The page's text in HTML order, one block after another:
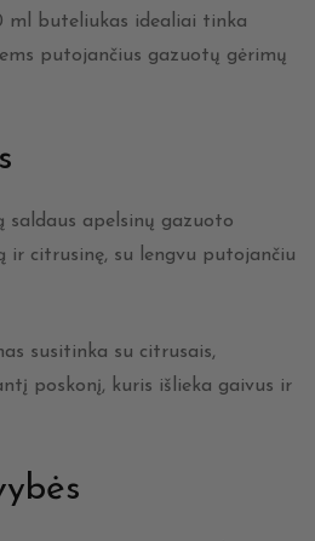
ml buteliukas idealiai tinka
putojančius gazuotų gėrimų
saldaus apelsinų gazuoto
ir citrusinę, su lengvu putojančiu
susitinka su citrusais,
poskonį, kuris išlieka gaivus ir